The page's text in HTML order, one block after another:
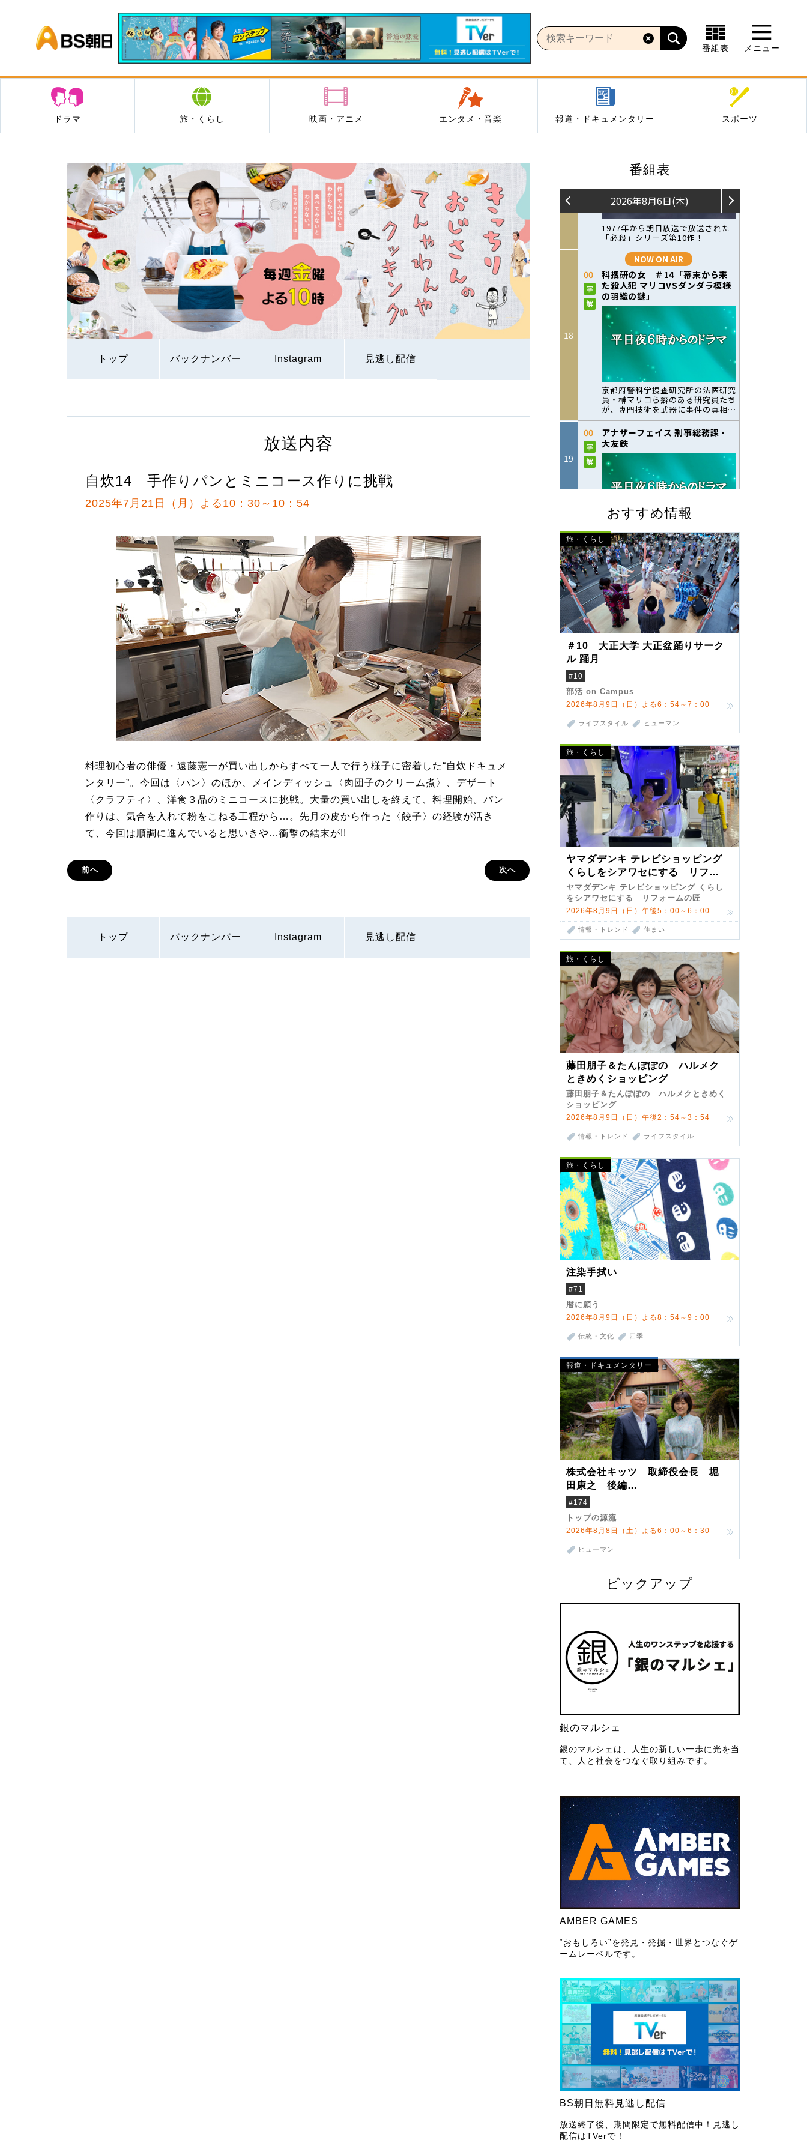
BS朝日
番組表 メニュー
ドラマ 旅・くらし 映画・アニメ エンタメ・音楽 報道・ドキュメンタリー スポーツ
トップ バックナンバー Instagram 見逃し配信
番組表
おすすめ情報
旅・くらし
＃10 大正大学 大正盆踊りサーク
ル 踊月
#10
部活 on Campus
2026年8月9日（日）よる6：54～7：00
ライフスタイル ヒューマン
旅・くらし
ヤマダデンキ テレビショッピング
くらしをシアワセにする リフォ
ームの匠 第7弾
ヤマダデンキ テレビショッピング くらし
をシアワセにする リフォームの匠
2026年8月9日（日）午後5：00～6：00
情報・トレンド 住まい
旅・くらし
藤田朋子＆たんぽぽの ハルメク
ときめくショッピング
藤田朋子＆たんぽぽの ハルメクときめく
ショッピング
2026年8月9日（日）午後2：54～3：54
情報・トレンド ライフスタイル
旅・くらし
注染手拭い
#71
暦に願う
2026年8月9日（日）よる8：54～9：00
伝統・文化 四季
報道・ドキュメンタリー
株式会社キッツ 取締役会長 堀
田康之 後編
米国駐在でも浮かんだ八ヶ岳 山
小屋を営んだ父母
#174
トップの源流
2026年8月8日（土）よる6：00～6：30
ヒューマン
ピックアップ
銀のマルシェ
銀のマルシェは、人生の新しい一歩に光を当
て、人と社会をつなぐ取り組みです。
AMBER GAMES
“おもしろい”を発見・発掘・世界とつなぐゲ
ームレーベルです。
BS朝日無料見逃し配信
放送終了後、期間限定で無料配信中！見逃し
配信はTVerで！
放送内容
自炊14 手作りパンとミニコース作りに挑戦
2025年7月21日（月）よる10：30～10：54
料理初心者の俳優・遠藤憲一が買い出しからすべて一人で行う様子に密着した“自炊ドキュメ
ンタリー”。今回は〈パン〉のほか、メインディッシュ〈肉団子のクリーム煮〉、デザート
〈クラフティ〉、洋食３品のミニコースに挑戦。大量の買い出しを終えて、料理開始。パン
作りは、気合を入れて粉をこねる工程から…。先月の皮から作った〈餃子〉の経験が活き
て、今回は順調に進んでいると思いきや…衝撃の結末が!!
前へ 次へ
トップ バックナンバー Instagram 見逃し配信